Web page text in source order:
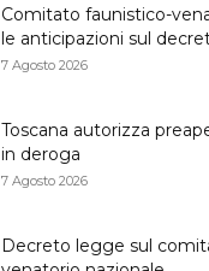
Comitato faunistico-
le anticipazioni sul
7 Agosto 2026
Toscana autorizza
in deroga
7 Agosto 2026
Decreto legge sul